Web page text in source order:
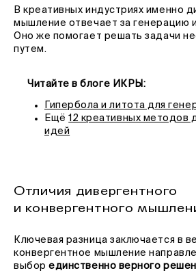
В креативных индустриях именно
мышление отвечает за генерацию
Оно же помогает решать задачи
путем.
Читайте в блоге ИКРЫ:
Гипербола и литота для
Ещё12 креативных методов
идей
Отличия дивергентного
и конвергентного
Ключевая разница заключается в
конвергентное мышление
выборединственно верного